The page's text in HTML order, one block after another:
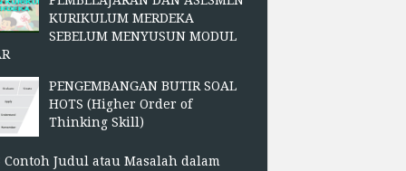
KURIKULUM MERDEKA
SEBELUM MENYUSUN MODUL
PENGEMBANGAN BUTIR SOAL
HOTS (Higher Order of
Thinking Skill)
Contoh Judul atau Masalah dalam